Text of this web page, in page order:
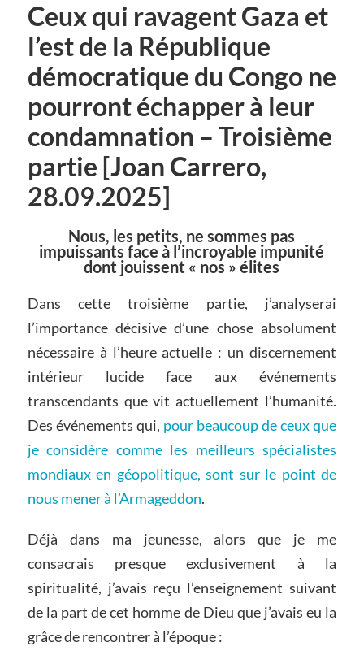
Ceux qui ravagent Gaza et
l’est de la République
démocratique du Congo ne
pourront échapper à leur
condamnation – Troisième
partie [Joan Carrero,
28.09.2025]
Nous, les petits, ne sommes pas
impuissants face à l’incroyable impunité
dont jouissent « nos » élites
Dans cette troisième partie, j’analyserai
l’importance décisive d’une chose absolument
nécessaire à l’heure actuelle : un discernement
intérieur lucide face aux événements
transcendants que vit actuellement l’humanité.
Des événements qui, pour beaucoup de ceux que
je considère comme les meilleurs spécialistes
mondiaux en géopolitique, sont sur le point de
nous mener à l’Armageddon.
Déjà dans ma jeunesse, alors que je me
consacrais presque exclusivement à la
spiritualité, j’avais reçu l’enseignement suivant
de la part de cet homme de Dieu que j’avais eu la
grâce de rencontrer à l’époque :